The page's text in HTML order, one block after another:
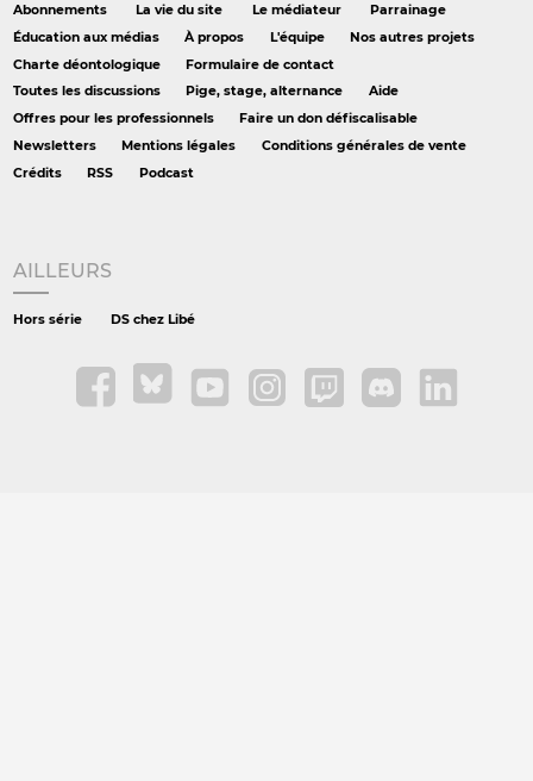
Abonnements La vie du site Le médiateur
Parrainage
Éducation aux médias
À propos L'équipe
Nos autres projets
Charte déontologique
Formulaire de contact
Toutes les discussions
Pige, stage, alternance
Aide
Offres pour les professionnels
Faire un don défiscalisable
Newsletters
Mentions légales
Conditions générales de vente
Crédits
RSS Podcast
AILLEURS
Hors série DS chez Libé